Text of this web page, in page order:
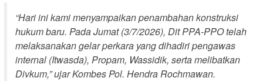
“Hari ini kami menyampaikan penambahan konstruksi
hukum baru. Pada Jumat (3/7/2026), Dit PPA-PPO telah
melaksanakan gelar perkara yang dihadiri pengawas
internal (Itwasda), Propam, Wassidik, serta melibatkan
Divkum,” ujar Kombes Pol. Hendra Rochmawan.